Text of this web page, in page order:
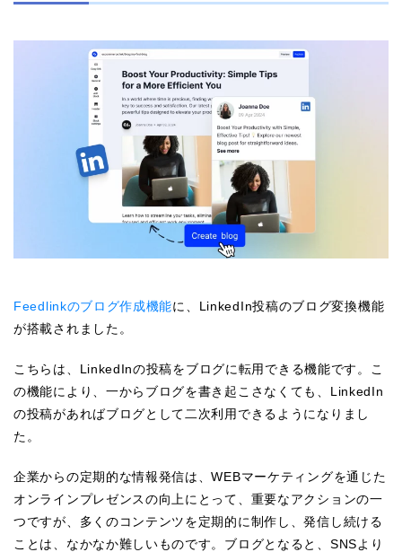
Feedlinkのブログ作成機能に、LinkedIn投稿のブログ変換機能
が搭載されました。
こちらは、LinkedInの投稿をブログに転用できる機能です。こ
の機能により、一からブログを書き起こさなくても、LinkedIn
の投稿があればブログとして二次利用できるようになりまし
た。
企業からの定期的な情報発信は、WEBマーケティングを通じた
オンラインプレゼンスの向上にとって、重要なアクションの一
つですが、多くのコンテンツを定期的に制作し、発信し続ける
ことは、なかなか難しいものです。ブログとなると、SNSより